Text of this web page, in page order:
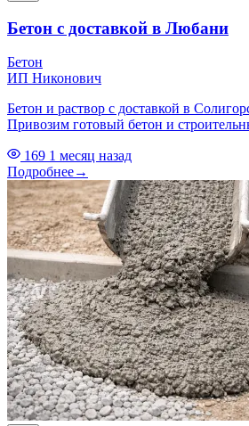
Бетон с доставкой в Любани
Бетон
ИП Никонович
Бетон и раствор с доставкой в
Привозим готовый бетон и
169 1 месяц назад
Подробнее→